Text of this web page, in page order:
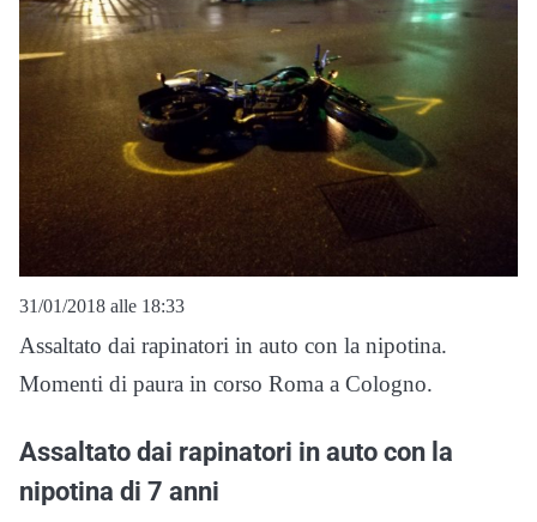
31/01/2018 alle 18:33
Assaltato dai rapinatori in auto con la nipotina.
Momenti di paura in corso Roma a Cologno.
Assaltato dai rapinatori in auto con la
nipotina di 7 anni